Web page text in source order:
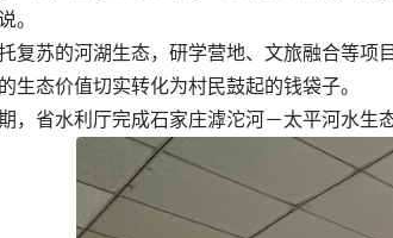
。
复苏的河湖生态，研学营地、文旅融合等项
生态价值切实转化为村民鼓起的钱袋子。
，省水利厅完成石家庄滹沱河－太平河水生